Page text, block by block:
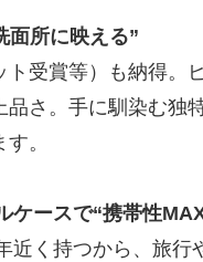
面所に映える”
受賞等）も納得。
さ。手に馴染む独
。
ケースで“携帯性
近く持つから、旅